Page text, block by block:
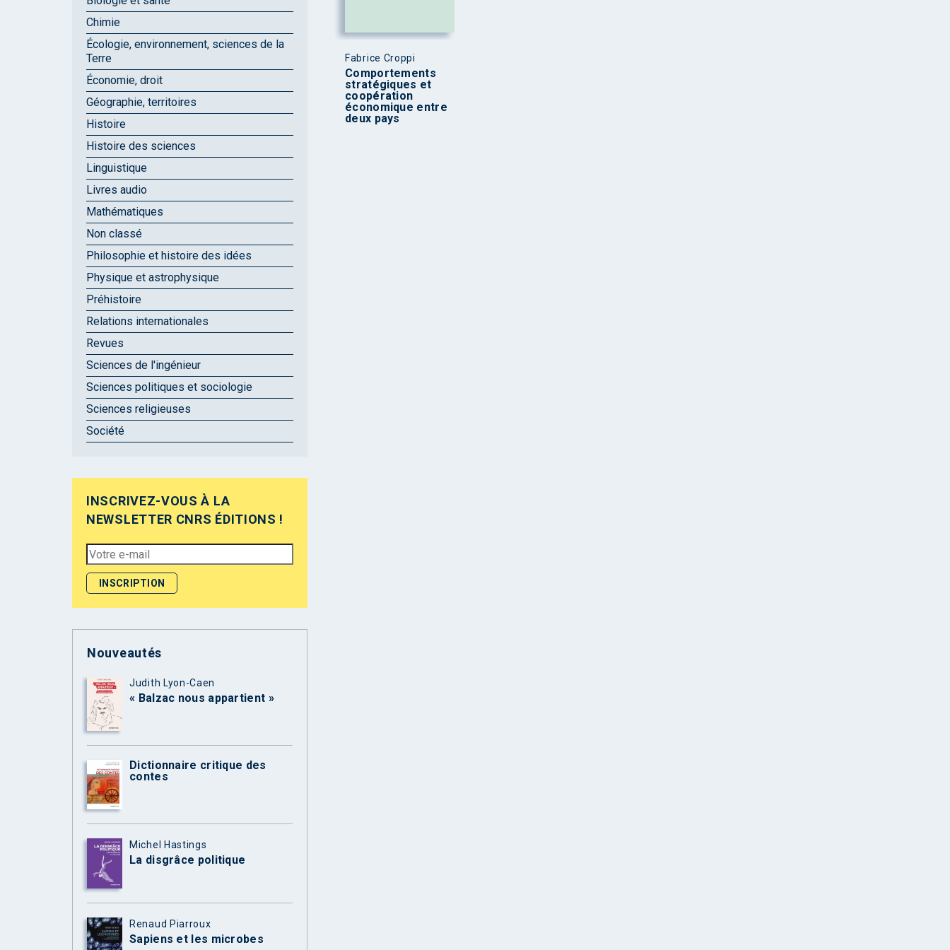
Fabrice Croppi
Comportements
stratégiques et
coopération
économique entre
deux pays
Chimie
Écologie, environnement, sciences de la
Terre
Économie, droit
Géographie, territoires
Histoire
Histoire des sciences
Linguistique
Livres audio
Mathématiques
Non classé
Philosophie et histoire des idées
Physique et astrophysique
Préhistoire
Relations internationales
Revues
Sciences de l'ingénieur
Sciences politiques et sociologie
Sciences religieuses
Société
INSCRIVEZ-VOUS À LA
NEWSLETTER CNRS ÉDITIONS !
Nouveautés
Judith Lyon-Caen
« Balzac nous appartient »
Dictionnaire critique des
contes
Michel Hastings
La disgrâce politique
Renaud Piarroux
Sapiens et les microbes